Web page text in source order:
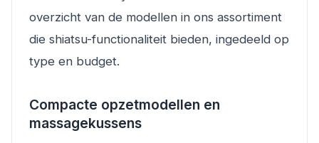
overzicht van de modellen in ons assortiment
die shiatsu-functionaliteit bieden, ingedeeld op
type en budget.
Compacte opzetmodellen en
massagekussens